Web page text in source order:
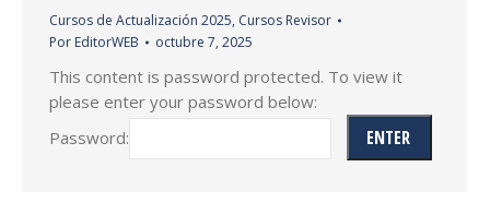
Cursos de Actualización 2025, Cursos Revisor
Por EditorWEB octubre 7, 2025
This content is password protected. To view it
please enter your password below:
Password: